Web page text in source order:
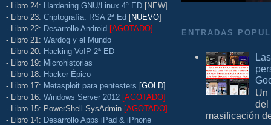
- Libro 24: Hardening GNU/Linux 4ª ED [NEW]
- Libro 23: Criptografía: RSA 2ª Ed [NUEVO]
- Libro 22: Desarrollo Android [AGOTADO]
- Libro 21: Wardog y el Mundo
- Libro 20: Hacking VoIP 2ª ED
- Libro 19: Microhistorias
- Libro 18: Hacker Épico
- Libro 17: Metasploit para pentesters [GOLD]
- Libro 16: Windows Server 2012 [AGOTADO]
- Libro 15: PowerShell SysAdmin [AGOTADO]
- Libro 14: Desarrollo Apps iPad & iPhone
ENTRADAS
Un
del
masificación